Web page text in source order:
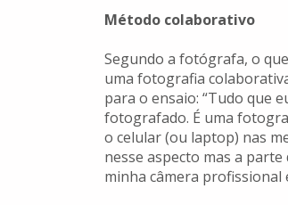
Método colaborativo
Segundo a fotógrafa, o
uma fotografia
para o ensaio: “Tudo que
fotografado. É uma
o celular (ou laptop) nas
nesse aspecto mas a
minha câmera profissional